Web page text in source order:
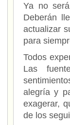
Ya no
Deberán
actualizar
para
Todos
Las
alegría y
exagerar,
de los